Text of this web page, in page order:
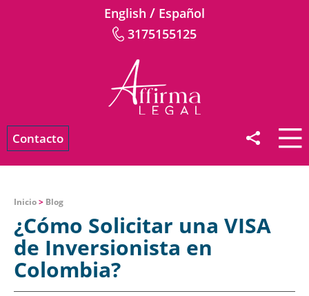
English / Español
3175155125
Contacto
Inicio> Blog
¿Cómo Solicitar una VISA
de Inversionista en
Colombia?